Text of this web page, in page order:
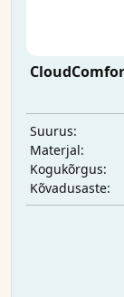
Suurus:
Materjal:
Kogukõrgus:
Kõvadusaste: